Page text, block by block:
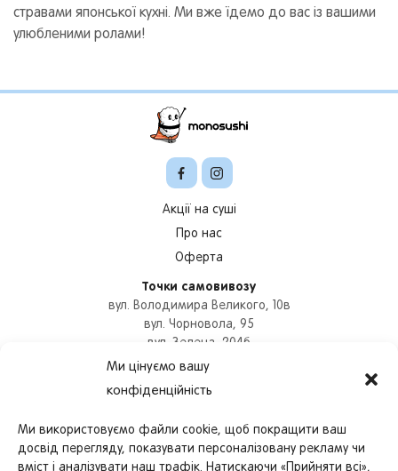
Ми цінуємо вашу
конфіденційність
Ми використовуємо файли cookie, щоб покращити ваш
досвід перегляду, показувати персоналізовану рекламу чи
вміст і аналізувати наш трафік. Натискаючи «Прийняти всі»,
стравами японської кухні. Ми вже їдемо до вас із вашими
улюбленими ролами!
Акції на суші
Про нас
Оферта
Точки самовивозу
вул. Володимира Великого, 10в
вул. Чорновола, 95
вул. Зелена, 204б
вул. Героїв УПА, 73б
+380978780837
Графік роботи
працюємо з11:00до22:30